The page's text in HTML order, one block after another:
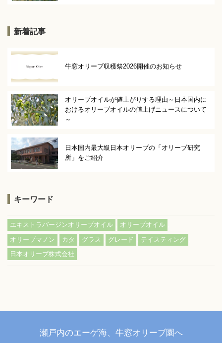
新着記事
牛窓オリーブ収穫祭2026開催のお知らせ
オリーブオイルが値上がりする理由～日本国内に
おけるオリーブオイルの値上げニュースについて
～
日本国内最大級日本オリーブの「オリーブ研究
所」をご紹介
キーワード
エキストラバージンオリーブオイル オリーブオイル
オリーブマノン カタ グラス グレード テイスティング
日本オリーブ株式会社
瀬戸内のエーゲ海、牛窓オリーブ園へ